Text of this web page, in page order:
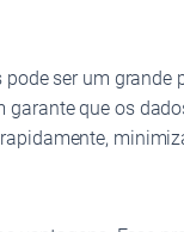
ser um
que os